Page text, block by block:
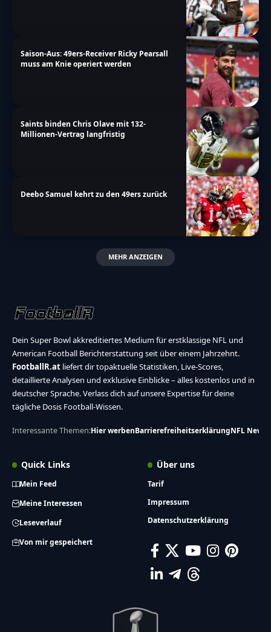
Saison-Aus: 49ers-Receiver Ricky Pearsall
muss am Knie operiert werden
Saints binden Chris Olave mit 132-
Millionen-Vertrag langfristig
Deebo Samuel kehrt zu den 49ers zurück
MEHR ANZEIGEN
Dein Super Bowl akkreditiertes Medium für erstklassige NFL und
American Football Berichterstattung seit über einem Jahrzehnt.
FootballR.at liefert dir topaktuelle Statistiken, Live-Scores,
detaillierte Analysen und exklusive Einblicke – alles kostenlos und in
deutscher Sprache. Verlass dich auf unsere Expertise für deine
tägliche Dosis Football-Wissen.
Interessante Themen:Hier werbenBarrierefreiheitserklärungNFL News
Quick Links
Mein Feed
Meine Interessen
Leseverlauf
Von mir gespeichert
Über uns
Tarif
Impressum
Datenschutzerklärung